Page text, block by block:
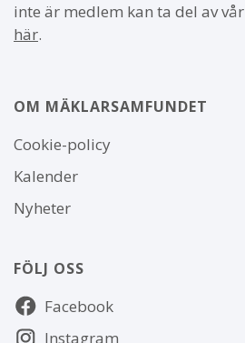
inte är medlem kan ta del av vår
här.
OM MÄKLARSAMFUNDET
Om
webbplatsen
Cookie-policy
Kalender
Nyheter
FÖLJ OSS
Följ
oss Facebook
Instagram